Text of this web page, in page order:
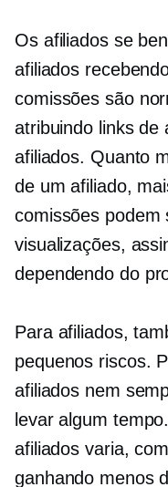
Os afiliados se
afiliados
comissões são
atribuindo links de
afiliados. Quanto
de um afiliado,
comissões podem
visualizações,
dependendo do
Para afiliados,
pequenos riscos.
afiliados nem
levar algum
afiliados varia,
ganhando menos